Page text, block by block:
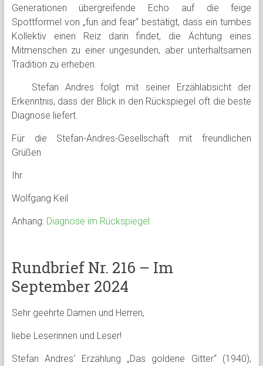
Generationen übergreifende Echo auf die feige
Spottformel von „fun and fear“ bestätigt, dass ein tumbes
Kollektiv einen Reiz darin findet, die Ächtung eines
Mitmenschen zu einer ungesunden, aber unterhaltsamen
Tradition zu erheben.
Stefan Andres folgt mit seiner Erzählabsicht der
Erkenntnis, dass der Blick in den Rückspiegel oft die beste
Diagnose liefert.
Für die Stefan-Andres-Gesellschaft mit freundlichen
Grüßen
Ihr
Wolfgang Keil
Anhang: Diagnose im Rückspiegel
Rundbrief Nr. 216 – Im
September 2024
Sehr geehrte Damen und Herren,
liebe Leserinnen und Leser!
Stefan Andres‘ Erzählung „Das goldene Gitter“ (1940),